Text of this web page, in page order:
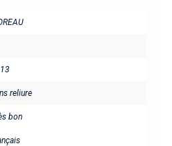
reliure
bon